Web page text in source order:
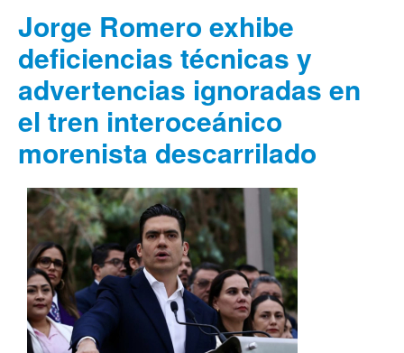
Jorge Romero exhibe
deficiencias técnicas y
advertencias ignoradas en
el tren interoceánico
morenista descarrilado